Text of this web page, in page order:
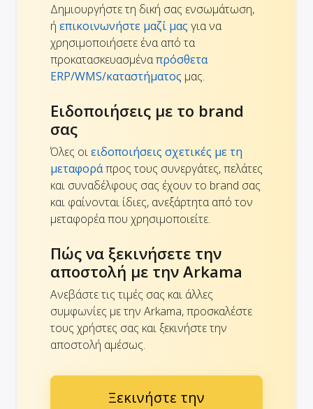
Δημιουργήστε τη δική σας ενσωμάτωση,
ή επικοινωνήστε μαζί μας για να
χρησιμοποιήσετε ένα από τα
προκατασκευασμέναπρόσθετα
ERP/WMS/καταστήματος μας.
Ειδοποιήσεις με το brand
σας
Όλες οιειδοποιήσεις σχετικές με τη
μεταφοράπρος τους συνεργάτες, πελάτες
και συναδέλφους σας έχουν το brand σας
και φαίνονται ίδιες, ανεξάρτητα από τον
μεταφορέα που χρησιμοποιείτε.
Πώς να ξεκινήσετε την
αποστολή με την Arkama
Ανεβάστε τις τιμές σας και άλλες
συμφωνίες με την Arkama, προσκαλέστε
τους χρήστες σας και ξεκινήστε την
αποστολή αμέσως.
Ξεκινήστε την